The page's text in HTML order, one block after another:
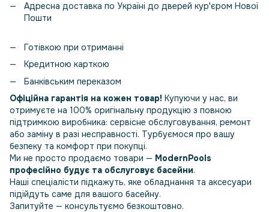
Адресна доставка по Україні до дверей кур'єром Нової
Пошти
Готівкою при отриманні
Кредитною карткою
Банківським переказом
Офіційна гарантія на кожен товар! Купуючи у нас, ви
отримуєте на 100% оригінальну продукцію з повною
підтримкою виробника: сервісне обслуговування, ремонт
або заміну в разі несправності. Турбуємося про вашу
безпеку та комфорт при покупці.
Ми не просто продаємо товари — ModernPools
професійно будує та обслуговує басейни.
Наші спеціалісти підкажуть, яке обладнання та аксесуари
підійдуть саме для вашого басейну.
Запитуйте — консультуємо безкоштовно.